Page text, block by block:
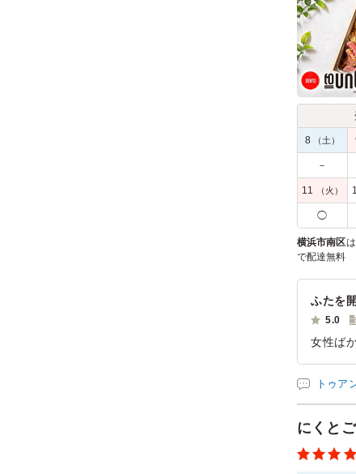
8 （土）
－
11 （火）
◯
横浜市南区は
で配達無料
ふたを
5.0
女性ば
注文し
り安心
発注し
ご利用シ
トゥア
にくと